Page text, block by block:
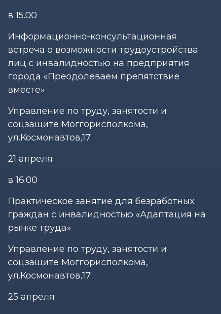
в 15.00
Информационно-консультационная
встреча о возможности трудоустройства
лиц с инвалидностью на предприятия
города «Преодолеваем препятствие
вместе»
Управление по труду, занятости и
соцзащите Моггорисполкома,
ул.Космонавтов,17
21 апреля
в 16.00
Практическое занятие для безработных
граждан с инвалидностью «Адаптация на
рынке труда»
Управление по труду, занятости и
соцзащите Моггорисполкома,
ул.Космонавтов,17
25 апреля